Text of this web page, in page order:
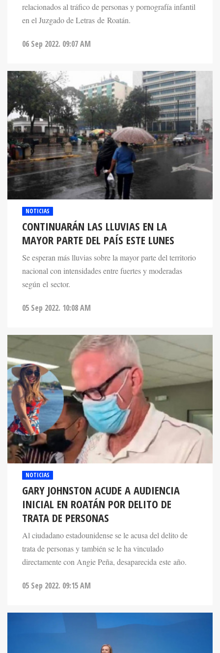
relacionados al tráfico de personas y pornografía infantil
en el Juzgado de Letras de Roatán.
06 Sep 2022. 09:07 AM
NOTICIAS
CONTINUARÁN LAS LLUVIAS EN LA
MAYOR PARTE DEL PAÍS ESTE LUNES
Se esperan más lluvias sobre la mayor parte del territorio
nacional con intensidades entre fuertes y moderadas
según el sector.
05 Sep 2022. 10:08 AM
NOTICIAS
GARY JOHNSTON ACUDE A AUDIENCIA
INICIAL EN ROATÁN POR DELITO DE
TRATA DE PERSONAS
Al ciudadano estadounidense se le acusa del delito de
trata de personas y también se le ha vinculado
directamente con Angie Peña, desaparecida este año.
05 Sep 2022. 09:15 AM